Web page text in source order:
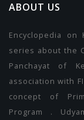
ABOUT US
Encyclopedia
series about the
Panchayat of
association with
concept of
Program .